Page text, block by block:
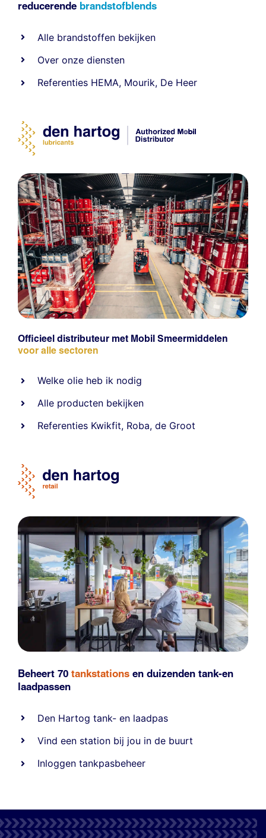
reducerende brandstofblends
Alle brandstoffen bekijken
Over onze diensten
Referenties HEMA, Mourik, De Heer
Officieel distributeur met Mobil Smeermiddelen
voor alle sectoren
Welke olie heb ik nodig
Alle producten bekijken
Referenties Kwikfit, Roba,de Groot
Beheert 70 tankstations en duizenden tank-en
laadpassen
Den Hartog tank- en laadpas
Vind een station bij jou in de buurt
Inloggen tankpasbeheer